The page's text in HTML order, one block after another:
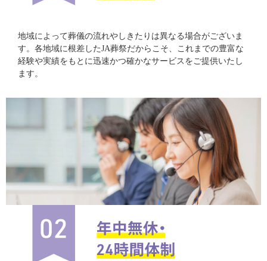
地域によって葬儀の流れやしきたりは異なる場合がございま
す。各地域に根差したJA葬祭だからこそ、これまでの豊富な
経験や実績をもとに迅速かつ確かなサービスをご提供いたし
ます。